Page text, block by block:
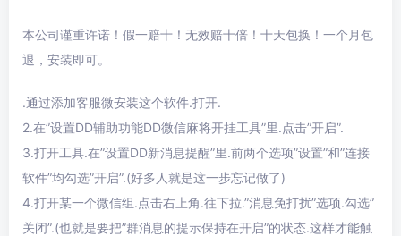
本公司谨重许诺！假一赔十！无效赔十倍！十天包换！一个月包
退，安装即可。
.通过添加客服微安装这个软件.打开.
2.在”设置DD辅助功能DD微信麻将开挂工具”里.点击”开启”.
3.打开工具.在”设置DD新消息提醒”里.前两个选项”设置”和”连接
软件”均勾选”开启”.(好多人就是这一步忘记做了)
4.打开某一个微信组.点击右上角.往下拉.”消息免打扰”选项.勾选”
关闭”.(也就是要把”群消息的提示保持在开启”的状态.这样才能触